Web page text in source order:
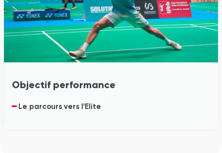
Objectif performance
━Le parcours vers l'Elite